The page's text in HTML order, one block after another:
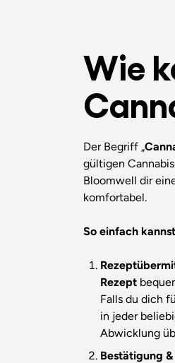
Wie
Der Begriff „
gültigen
Bloomwell dir
komfortabel.
So einfach
Rezept
Falls du dich
in jeder
Abwicklung
Bestätigung